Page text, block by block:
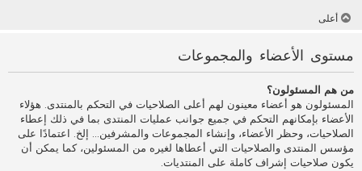
أعلى
مستوى الأعضاء والمجموعات
من هم المسئولون؟
المسئولون هو أعضاء معينون لهم أعلى الصلاحيات في التحكم بالمنتدى. هؤلاء
الأعضاء بإمكانهم التحكم في جميع جوانب عمليات المنتدى بما في ذلك إعطاء
الصلاحيات، وحظر الأعضاء، وإنشاء المجموعات والمشرفين... إلخ. اعتمادًا على
مؤسس المنتدى والصلاحيات التي أعطاها لغيره من المسئولين، كما يمكن أن
يكون صلاحيات إشراف كاملة على المنتديات.